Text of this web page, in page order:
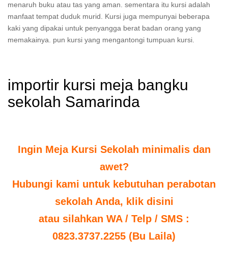
menaruh buku atau tas yang aman. sementara itu kursi adalah
manfaat tempat duduk murid. Kursi juga mempunyai beberapa
kaki yang dipakai untuk penyangga berat badan orang yang
memakainya. pun kursi yang mengantongi tumpuan kursi.
importir kursi meja bangku
sekolah Samarinda
Ingin Meja Kursi Sekolah minimalis dan
awet?
Hubungi kami untuk kebutuhan perabotan
sekolah Anda, klik disini
atau silahkan WA / Telp / SMS :
0823.3737.2255 (Bu Laila)